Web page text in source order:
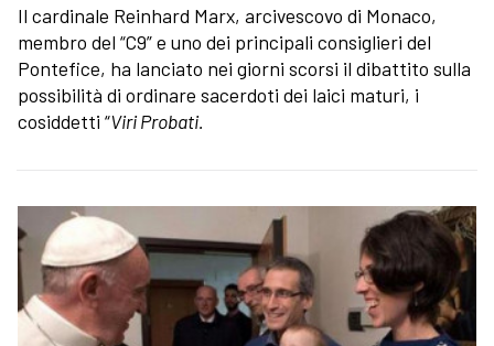
Il cardinale Reinhard Marx, arcivescovo di Monaco,
membro del “C9” e uno dei principali consiglieri del
Pontefice, ha lanciato nei giorni scorsi il dibattito sulla
possibilità di ordinare sacerdoti dei laici maturi, i
cosiddetti “Viri Probati.